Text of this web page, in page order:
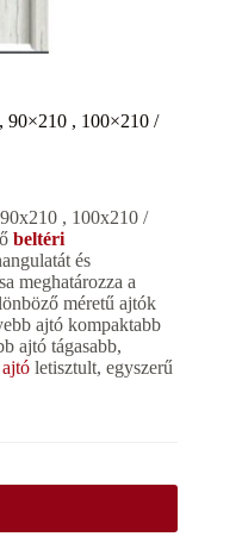
, 100×210 /
, 100x210 /
beltéri
és
meghatározza a
méretű ajtók
ajtó kompaktabb
ajtó tágasabb,
letisztult, egyszerű